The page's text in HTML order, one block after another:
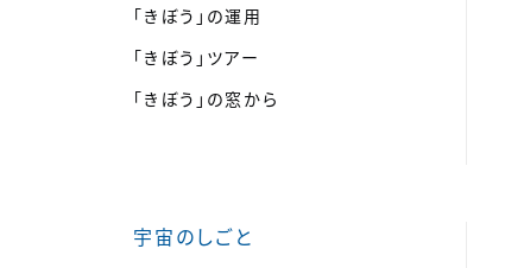
「きぼう」の運用
「きぼう」ツアー
「きぼう」の窓から
宇宙のしごと